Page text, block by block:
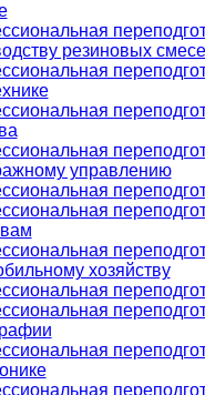
резиновых
управлению
хозяйству